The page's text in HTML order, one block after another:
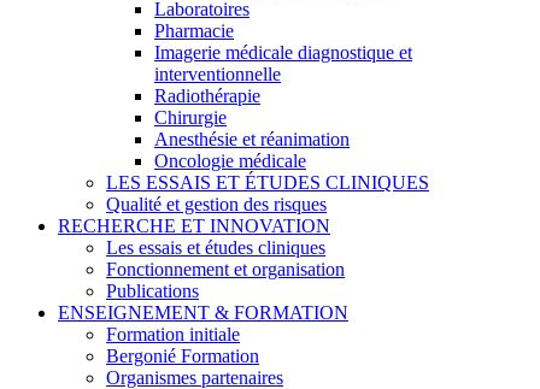
Laboratoires
Pharmacie
Imagerie médicale diagnostique et
interventionnelle
Radiothérapie
Chirurgie
Anesthésie et réanimation
Oncologie médicale
LES ESSAIS ET ÉTUDES CLINIQUES
Qualité et gestion des risques
RECHERCHE ET INNOVATION
Les essais et études cliniques
Fonctionnement et organisation
Publications
ENSEIGNEMENT & FORMATION
Formation initiale
Bergonié Formation
Organismes partenaires